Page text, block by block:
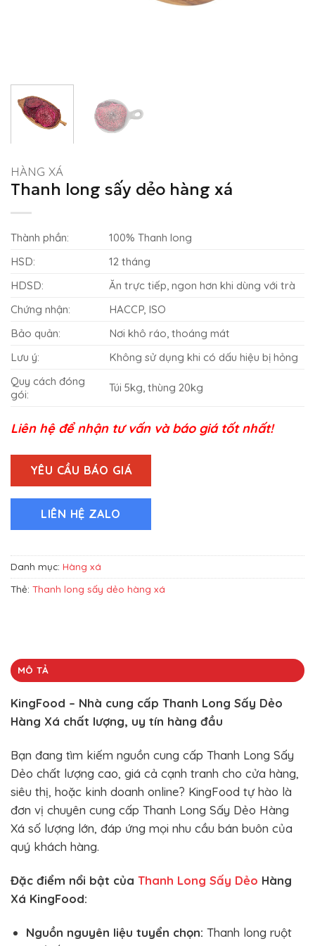
HÀNG XÁ
Thanh long sấy dẻo hàng xá
Thành phần:
100% Thanh long
HSD:
12 tháng
HDSD:
Ăn trực tiếp, ngon hơn khi dùng với trà
Chứng nhận:
HACCP, ISO
Bảo quản:
Nơi khô ráo, thoáng mát
Lưu ý:
Không sử dụng khi có dấu hiệu bị hỏng
Quy cách đóng
gói:
Túi 5kg, thùng 20kg
Liên hệ để nhận tư vấn và báo giá tốt nhất!
YÊU CẦU BÁO GIÁ
LIÊN HỆ ZALO
Danh mục: Hàng xá
Thẻ: Thanh long sấy dẻo hàng xá
MÔ TẢ
KingFood – Nhà cung cấp Thanh Long Sấy Dẻo
Hàng Xá chất lượng, uy tín hàng đầu
Bạn đang tìm kiếm nguồn cung cấp Thanh Long Sấy
Dẻo chất lượng cao, giá cả cạnh tranh cho cửa hàng,
siêu thị, hoặc kinh doanh online? KingFood tự hào là
đơn vị chuyên cung cấp Thanh Long Sấy Dẻo Hàng
Xá số lượng lớn, đáp ứng mọi nhu cầu bán buôn của
quý khách hàng.
Đặc điểm nổi bật của Thanh Long Sấy Dẻo Hàng
Xá KingFood:
Nguồn nguyên liệu tuyển chọn: Thanh long ruột